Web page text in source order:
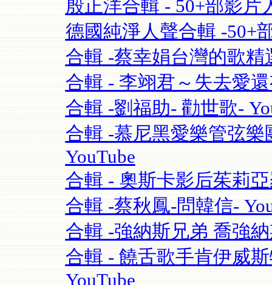
殷正洋合輯 - 50+部影片
德國純淨人聲合輯 -50+
合輯 -蔡幸娟台灣的歌精
合輯 - 李翊君～失去愛
合輯 -劉福助- 勸世歌-
合輯 -慕尼黑愛樂管弦樂
YouTube
合輯 - 奧斯卡影后茱莉亞
合輯 -蔡秋鳳-問韓信-
合輯 -強納斯兄弟 喬強納
合輯 - 饒舌歌手肯伊威
YouTube